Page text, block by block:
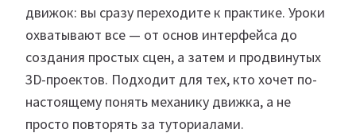
движок: вы сразу переходите к практике. Уроки
охватывают все — от основ интерфейса до
создания простых сцен, а затем и продвинутых
3D-проектов. Подходит для тех, кто хочет по-
настоящему понять механику движка, а не
просто повторять за туториалами.